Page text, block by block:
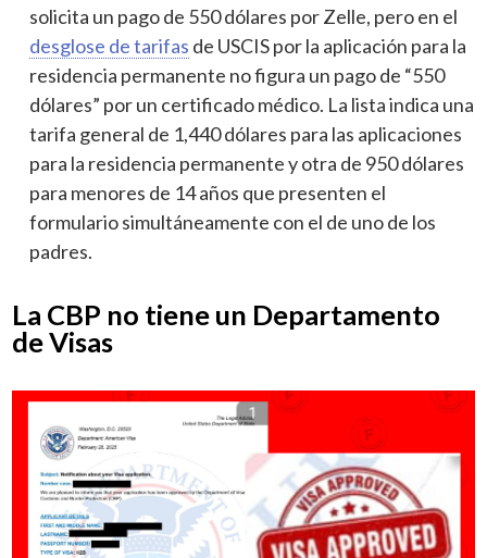
solicita un pago de 550 dólares por Zelle, pero en el
desglose de tarifas de USCIS por la aplicación para la
residencia permanente no figura un pago de “550
dólares” por un certificado médico. La lista indica una
tarifa general de 1,440 dólares para las aplicaciones
para la residencia permanente y otra de 950 dólares
para menores de 14 años que presenten el
formulario simultáneamente con el de uno de los
padres.
La CBP no tiene un Departamento
de Visas